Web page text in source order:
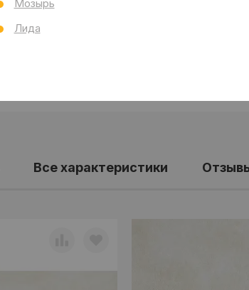
Все характеристики
Мозырь
Лида